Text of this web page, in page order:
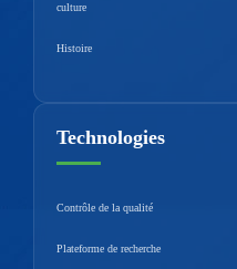
culture
Histoire
Technologies
Contrôle de la qualité
Plateforme de recherche